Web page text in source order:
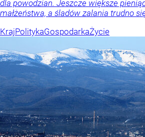
dla powodzian. Jeszcze większe
małżeństwa, a śladów zalania trudno
KrajPolitykaGospodarkaŻycie